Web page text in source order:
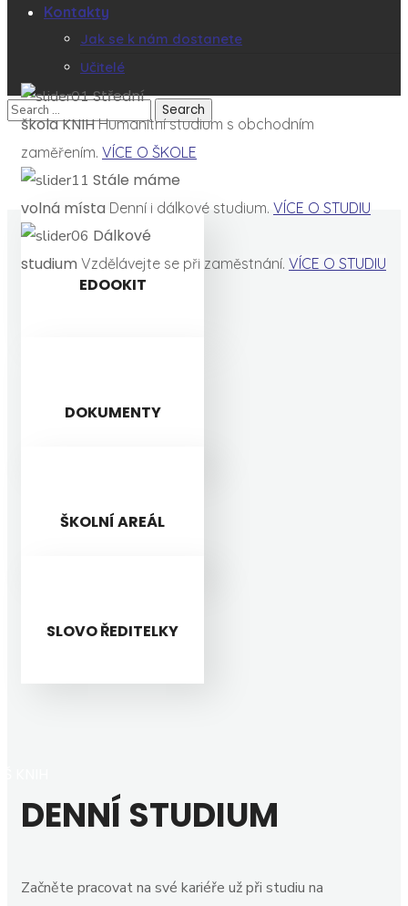
Kontakty
Jak se k nám dostanete
Učitelé
Střední
škola KNIHHumanitní studium s obchodním
zaměřením. VÍCE O ŠKOLE
Stále máme
volná místa Denní i dálkové studium. VÍCE O STUDIU
Dálkové
studium Vzdělávejte se při zaměstnání. VÍCE O STUDIU
EDOOKIT
DOKUMENTY
ŠKOLNÍ AREÁL
SLOVO ŘEDITELKY
DENNÍ STUDIUM
Začněte pracovat na své kariéře už při studiu na